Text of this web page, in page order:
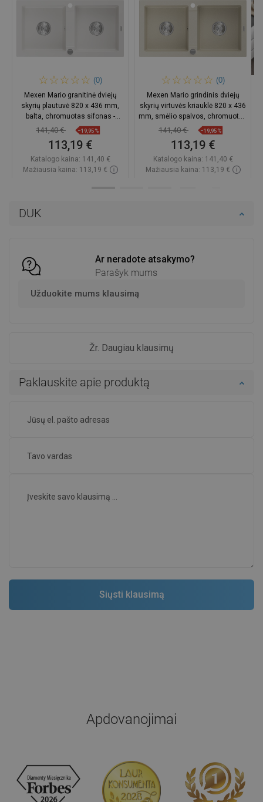
DUK
Ar neradote atsakymo?
Parašyk mums
Užduokite mums klausimą
Žr. Daugiau klausimų
Paklauskite apie produktą
(0)
Mexen Mario granitinė dviejų
skyrių plautuvė 820 x 436 mm,
balta, chromuotas sifonas -
6504822000-20
141,40 € −19,95%
113,19 €
Katalogo kaina: 141,40 €
Mažiausia kaina: 113,19 €
(0)
Mexen Mario grindinis dviejų
skyrių virtuvės kriauklė 820 x 436
mm, smėlio spalvos, chromuotas
sifonas - 6504822000-69
141,40 € −19,95%
113,19 €
Katalogo kaina: 141,40 €
Mažiausia kaina: 113,19 €
Apdovanojimai